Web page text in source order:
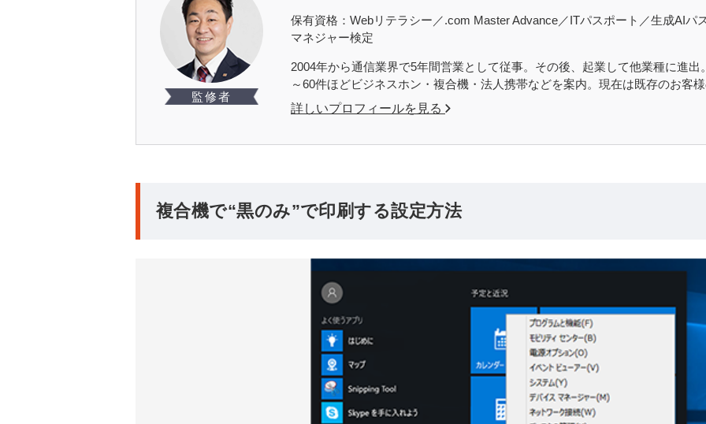
監修者
保有資格：Webリテラシー／.com Master Advance／ITパスポート／生成AIパ
マネジャー検定
2004年から通信業界で5年間営業として従事。その後、起業して他業種に進
～60件ほどビジネスホン・複合機・法人携帯などを案内。現在は既存のお客
詳しいプロフィールを見る
複合機で“黒のみ”で印刷する設定方法